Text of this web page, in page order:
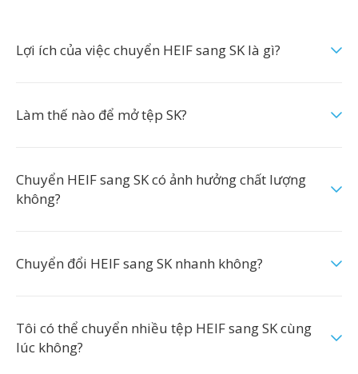
Lợi ích của việc chuyển HEIF sang SK là gì?
Làm thế nào để mở tệp SK?
Chuyển HEIF sang SK có ảnh hưởng chất lượng
không?
Chuyển đổi HEIF sang SK nhanh không?
Tôi có thể chuyển nhiều tệp HEIF sang SK cùng
lúc không?